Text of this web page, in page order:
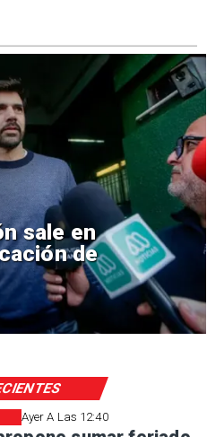
formalizan
Ayer A Las 12:40